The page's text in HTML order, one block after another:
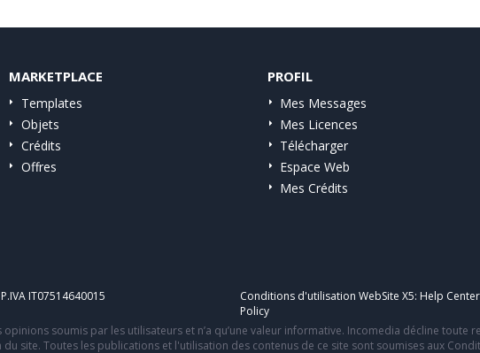
MARKETPLACE
Templates
Objets
Crédits
Offres
PROFIL
Mes Messages
Mes Licences
Télécharger
Espace Web
Mes Crédits
IT07514640015 Conditions d'utilisation WebSite X5: Help
Policy
soumis par les utilisateurs et n’a qu’une valeur informative. Incomedia décline
site. Toutes les publications et l'utilisation des contenus de ce site sont soumises aux